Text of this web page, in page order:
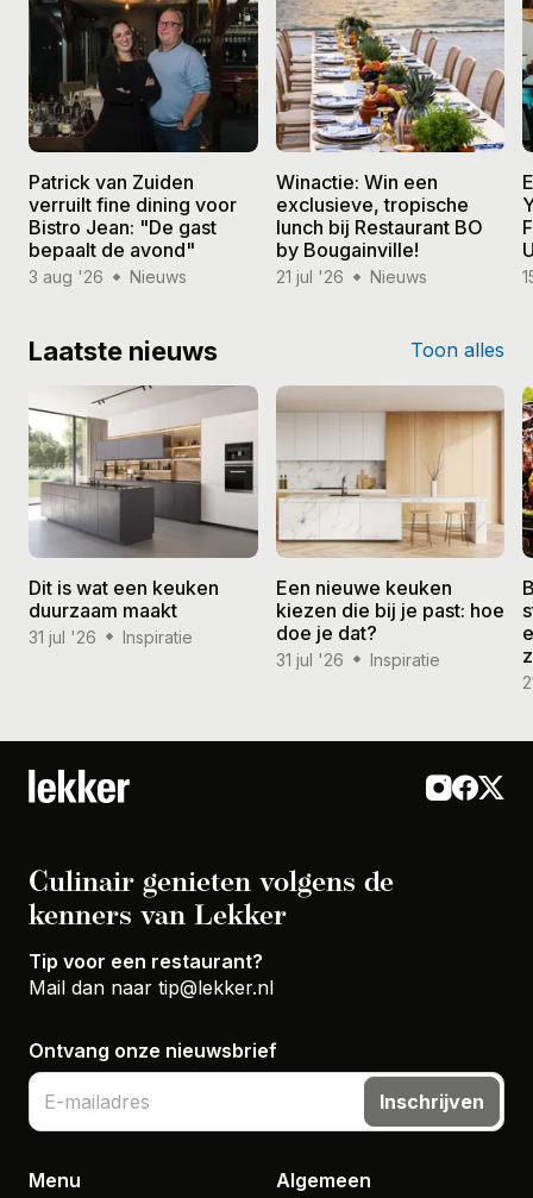
Patrick van Zuiden
verruilt fine dining voor
Bistro Jean: "De gast
bepaalt de avond"
3 aug '26 Nieuws
Winactie: Win een
exclusieve, tropische
lunch bij Restaurant BO
by Bougainville!
21 jul '26 Nieuws
Laatste nieuws Toon alles
Dit is wat een keuken
duurzaam maakt
31 jul '26 Inspiratie
Een nieuwe keuken
kiezen die bij je past: hoe
doe je dat?
31 jul '26 Inspiratie
Culinair genieten volgens de
kenners van Lekker
Tip voor een restaurant?
Mail dan naar tip@lekker.nl
Ontvang onze nieuwsbrief
Inschrijven
Menu Algemeen